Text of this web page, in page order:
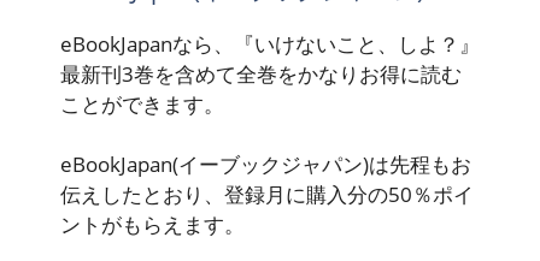
eBookJapanなら、『いけないこと、しよ？』
最新刊3巻を含めて全巻をかなりお得に読む
ことができます。
eBookJapan(イーブックジャパン)は先程もお
伝えしたとおり、登録月に購入分の50％ポイ
ントがもらえます。